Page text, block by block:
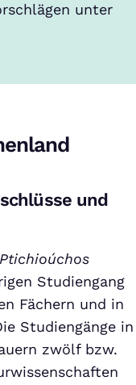
unter
und
Ptichioúchos
Studiengang
Fächern und in
Studiengänge in
zwölf bzw.